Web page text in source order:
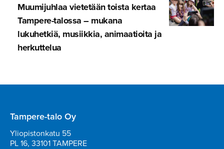
Muumijuhlaa vietetään toista kertaa
Tampere-ta­lossa – mukana
lukuhetkiä, musiikkia, animaatioita ja
herkuttelua
Tampere-talo Oy
Yliopistonkatu 55
PL 16, 33101 TAMPERE